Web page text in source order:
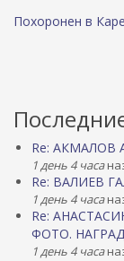
Похоронен в
Re: АКМАЛОВ
1 день 4 часа
Re: ВАЛИЕВ
1 день 4 часа
Re:
ФОТО.
1 день 4 часа